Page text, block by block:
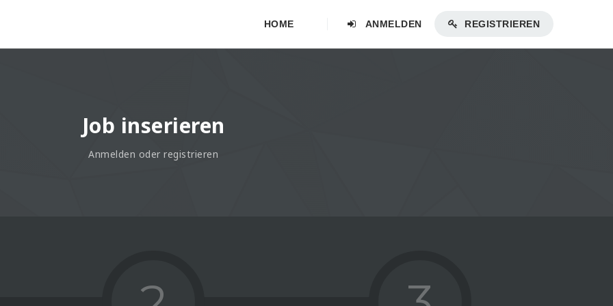
HOME ANMELDEN REGISTRIEREN
Job inserieren
Anmelden oder registrieren